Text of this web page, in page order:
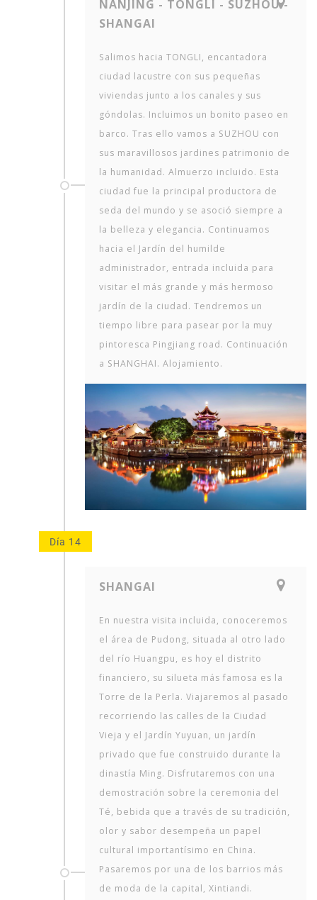
NANJING - TONGLI - SUZHOU -
SHANGAI
Salimos hacia TONGLI, encantadora
ciudad lacustre con sus pequeñas
viviendas junto a los canales y sus
góndolas. Incluimos un bonito paseo en
barco. Tras ello vamos a SUZHOU con
sus maravillosos jardines patrimonio de
la humanidad. Almuerzo incluido. Esta
ciudad fue la principal productora de
seda del mundo y se asoció siempre a
la belleza y elegancia. Continuamos
hacia el Jardín del humilde
administrador, entrada incluida para
visitar el más grande y más hermoso
jardín de la ciudad. Tendremos un
tiempo libre para pasear por la muy
pintoresca Pingjiang road. Continuación
a SHANGHAI. Alojamiento.
Día 14
SHANGAI
En nuestra visita incluida, conoceremos
el área de Pudong, situada al otro lado
del río Huangpu, es hoy el distrito
financiero, su silueta más famosa es la
Torre de la Perla. Viajaremos al pasado
recorriendo las calles de la Ciudad
Vieja y el Jardín Yuyuan, un jardín
privado que fue construido durante la
dinastía Ming. Disfrutaremos con una
demostración sobre la ceremonia del
Té, bebida que a través de su tradición,
olor y sabor desempeña un papel
cultural importantísimo en China.
Pasaremos por una de los barrios más
de moda de la capital, Xintiandi.